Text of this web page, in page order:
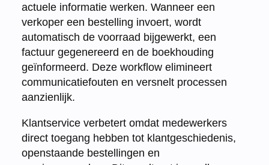
actuele informatie werken. Wanneer een
verkoper een bestelling invoert, wordt
automatisch de voorraad bijgewerkt, een
factuur gegenereerd en de boekhouding
geïnformeerd. Deze workflow elimineert
communicatiefouten en versnelt processen
aanzienlijk.
Klantservice verbetert omdat medewerkers
direct toegang hebben tot klantgeschiedenis,
openstaande bestellingen en